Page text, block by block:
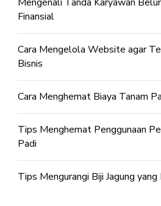
Mengenali Tanda Karyawan
Finansial
Cara Mengelola Website agar
Bisnis
Cara Menghemat Biaya Tanam
Tips Menghemat Penggunaan
Padi
Tips Mengurangi Biji Jagung